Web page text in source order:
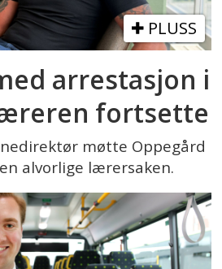
må vi ha større
å prioritere lokalt – og
peker på.
PLUSS
arrestasjon i
fortsette
møtte Oppegård
alvorlige lærersaken.